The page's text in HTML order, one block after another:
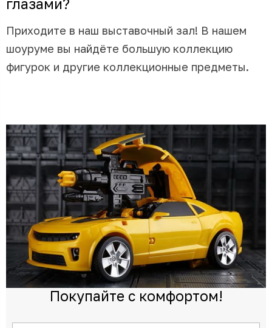
глазами?
Приходите в наш выставочный зал! В нашем
шоуруме вы найдёте большую коллекцию
фигурок и другие коллекционные предметы.
Покупайте с комфортом!